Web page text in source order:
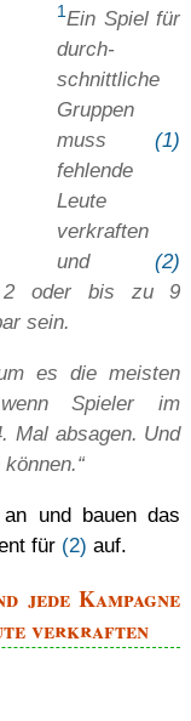
1Ein Spiel für
durch­
schnittliche
Gruppen
muss(1)
fehlende
Leute
verkraften
und(2)
2 oder bis zu 9
sein.
es die meisten
Spieler im
Mal absagen. Und
an und bauen das
für (2) auf.
jede Kampagne
verkraften